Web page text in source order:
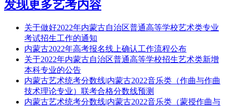
发现更多艺考内容
关于做好2022年内蒙古自治区普通高等学校艺术类专业
考试招生工作的通知
内蒙古2022年高考报名线上确认工作流程公布
关于2022年内蒙古自治区普通高等学校招生艺术类新增
本科专业的公告
内蒙古艺术统考分数线|内蒙古2022音乐类（作曲与作曲
技术理论专业）联考合格分数线预测
内蒙古艺术统考分数线|内蒙古2022音乐类（蒙授作曲与